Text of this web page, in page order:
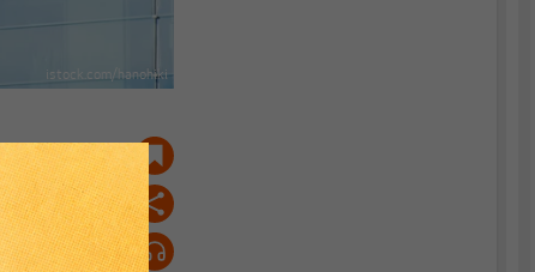
istock.com/hanohiki